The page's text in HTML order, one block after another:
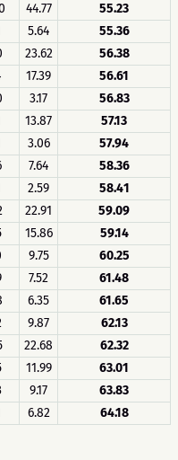
44.77
55.23
5.64
55.36
23.62
56.38
17.39
56.61
3.17
56.83
13.87
57.13
3.06
57.94
7.64
58.36
2.59
58.41
22.91
59.09
15.86
59.14
9.75
60.25
7.52
61.48
6.35
61.65
9.87
62.13
22.68
62.32
11.99
63.01
9.17
63.83
6.82 64.18